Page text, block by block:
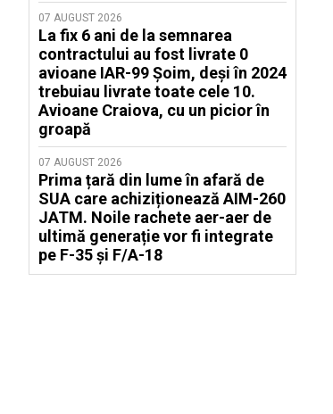
07 AUGUST 2026
La fix 6 ani de la semnarea
contractului au fost livrate 0
avioane IAR-99 Șoim, deși în 2024
trebuiau livrate toate cele 10.
Avioane Craiova, cu un picior în
groapă
07 AUGUST 2026
Prima țară din lume în afară de
SUA care achiziționează AIM-260
JATM. Noile rachete aer-aer de
ultimă generație vor fi integrate
pe F-35 și F/A-18